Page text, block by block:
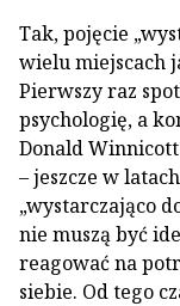
Tak, pojęcie
wielu miejscach
Pierwszy raz
psychologię, a
Donald
– jeszcze w
„wystarczająco
nie muszą być
reagować na
siebie. Od tego